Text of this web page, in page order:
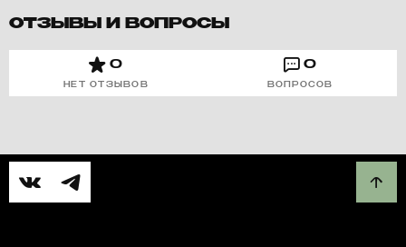
ОТЗЫВЫ И ВОПРОСЫ
0
НЕТ ОТЗЫВОВ
0
ВОПРОСОВ